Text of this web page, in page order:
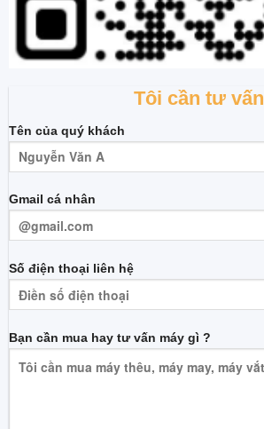
Tôi cần tư vấn
Tên của quý khách
Gmail cá nhân
Số điện thoại liên hệ
Bạn cần mua hay tư vấn máy gì ?